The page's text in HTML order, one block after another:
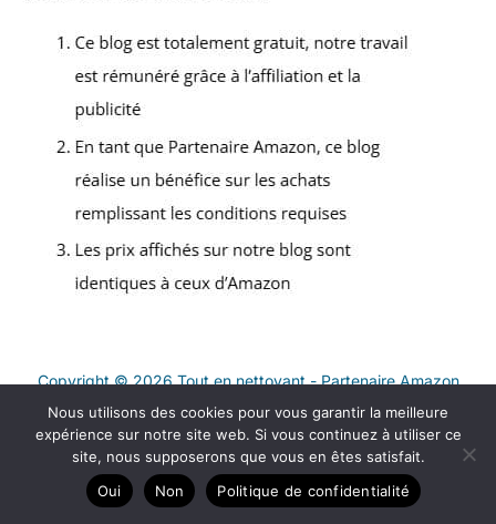
Copyright © 2026 Tout en nettoyant - Partenaire Amazon
Contact
Mentions légales
Politique de confidentialité
Nous utilisons des cookies pour vous garantir la meilleure
expérience sur notre site web. Si vous continuez à utiliser ce
site, nous supposerons que vous en êtes satisfait.
Oui
Non Politique de confidentialité